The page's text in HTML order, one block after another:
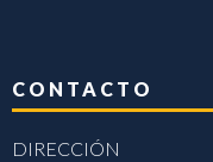
CONTACTO
DIRECCIÓN